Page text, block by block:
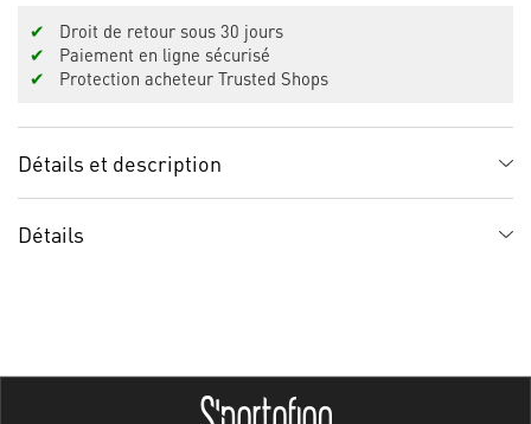
✔
Droit de retour sous 30 jours
✔
Paiement en ligne sécurisé
✔
Protection acheteur Trusted Shops
Détails et description
Détails